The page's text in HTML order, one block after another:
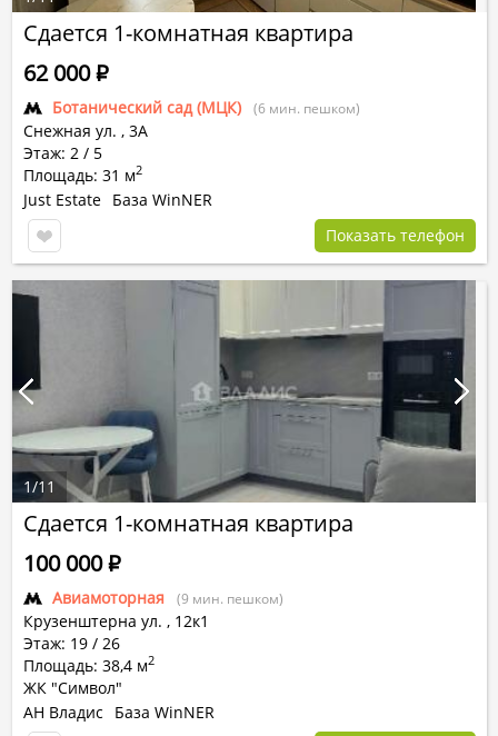
Сдается 1-комнатная квартира
Ботанический сад (МЦК) (6 мин. пешком)
Снежная ул. , 3А
Этаж: 2 / 5
Площадь: 31 м2
62 000Р
Just Estate База WinNER
Показать телефон
Сдается 1-комнатная квартира
Авиамоторная (9 мин. пешком)
Крузенштерна ул. , 12к1
Этаж: 19 / 26
Площадь: 38,4 м2
ЖК "Символ"
100 000Р
АН Владис
База WinNER
1/11